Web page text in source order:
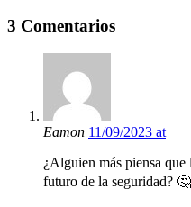
3 Comentarios
Eamon 11/09/2023 at
¿Alguien más piensa que
futuro de la seguridad?